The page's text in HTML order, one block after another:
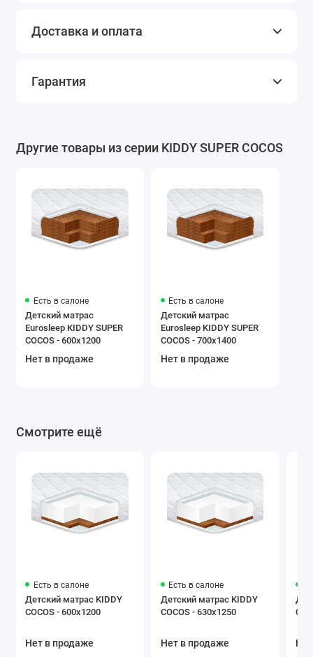
Доставка и оплата
Гарантия
Другие товары из серии KIDDY SUPER COCOS
Есть в салоне
Детский матрас
Eurosleep KIDDY SUPER
COCOS - 600х1200
Нет в продаже
Есть в салоне
Детский матрас
Eurosleep KIDDY SUPER
COCOS - 700х1400
Нет в продаже
Смотрите ещё
Есть в салоне
Детский матрас KIDDY
COCOS - 600х1200
Нет в продаже
Есть в салоне
Детский матрас KIDDY
COCOS - 630х1250
Нет в продаже